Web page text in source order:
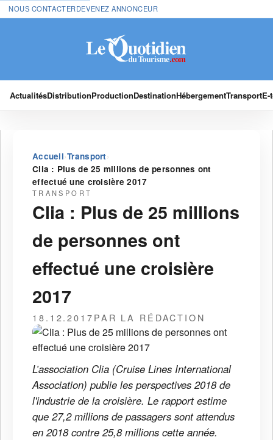
NOUS CONTACTERDEVENEZ ANNONCEUR
ActualitésDistributionProductionDestinationHébergementTransport
Accueil›Transport ›
Clia : Plus de 25 millions de personnes ont
effectué une croisière 2017
TRANSPORT
Clia : Plus de 25 millions
de personnes ont
effectué une croisière
2017
18.12.2017PAR LA RÉDACTION
L’association Clia (Cruise Lines International
Association) publie les perspectives 2018 de
l'industrie de la croisière. Le rapport estime
que 27,2 millions de passagers sont attendus
en 2018 contre 25,8 millions cette année.